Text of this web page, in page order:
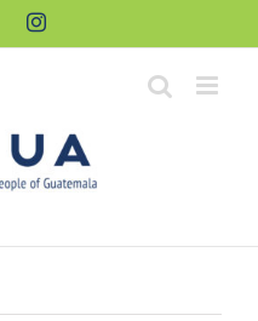
Instagram